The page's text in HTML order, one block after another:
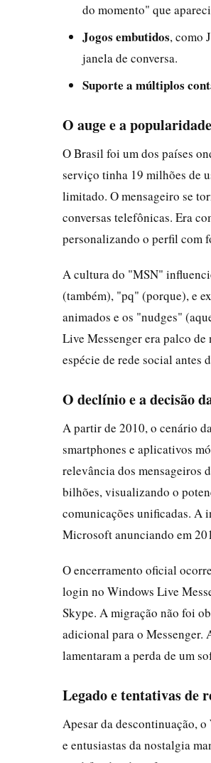
do momento" que
Jogos embutidos, como
janela de conversa.
Suporte a múltiplos
O auge e a
O Brasil foi um dos países
serviço tinha 19 milhões de
limitado. O mensageiro se
conversas telefônicas. Era
personalizando o perfil com
A cultura do "MSN"
(também), "pq" (porque), e
animados e os "nudges"
Live Messenger era palco
espécie de rede social antes
O declínio e a decisão
A partir de 2010, o cenário
smartphones e aplicativos
relevância dos mensageiros
bilhões, visualizando o
comunicações unificadas. A
Microsoft anunciando em
O encerramento oficial
login no Windows Live
Skype. A migração não foi
adicional para o Messenger.
lamentaram a perda de um
Legado e tentativas de
Apesar da descontinuação,
e entusiastas da nostalgia